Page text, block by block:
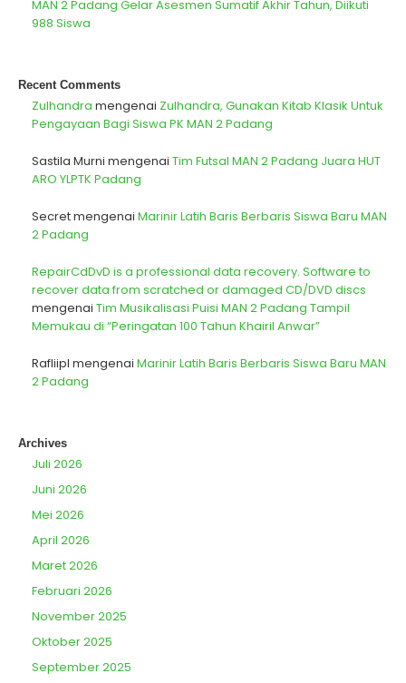
MAN 2 Padang Gelar Asesmen Sumatif Akhir Tahun, Diikuti
988 Siswa
Recent Comments
Zulhandra mengenai Zulhandra, Gunakan Kitab Klasik Untuk
Pengayaan Bagi Siswa PK MAN 2 Padang
Sastila Murni mengenai Tim Futsal MAN 2 Padang Juara HUT
ARO YLPTK Padang
Secretmengenai Marinir Latih Baris Berbaris Siswa Baru MAN
2 Padang
RepairCdDvD is a professional data recovery. Software to
recover data from scratched or damaged CD/DVD discs
mengenai Tim Musikalisasi Puisi MAN 2 Padang Tampil
Memukau di “Peringatan 100 Tahun Khairil Anwar”
Rafliipl mengenai Marinir Latih Baris Berbaris Siswa Baru MAN
2 Padang
Archives
Juli 2026
Juni 2026
Mei 2026
April 2026
Maret 2026
Februari 2026
November 2025
Oktober 2025
September 2025